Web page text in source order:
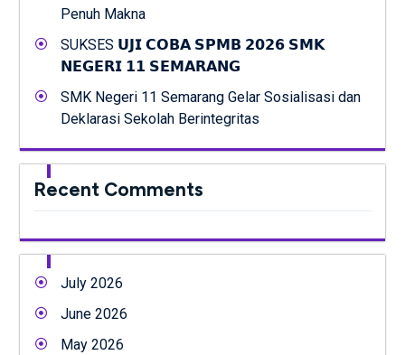
Penuh Makna
SUKSES 𝗨𝗝𝗜 𝗖𝗢𝗕𝗔 𝗦𝗣𝗠𝗕 𝟮𝟬𝟮𝟲 𝗦𝗠𝗞
𝗡𝗘𝗚𝗘𝗥𝗜 𝟭𝟭 𝗦𝗘𝗠𝗔𝗥𝗔𝗡𝗚
SMK Negeri 11 Semarang Gelar Sosialisasi dan
Deklarasi Sekolah Berintegritas
Recent Comments
July 2026
June 2026
May 2026